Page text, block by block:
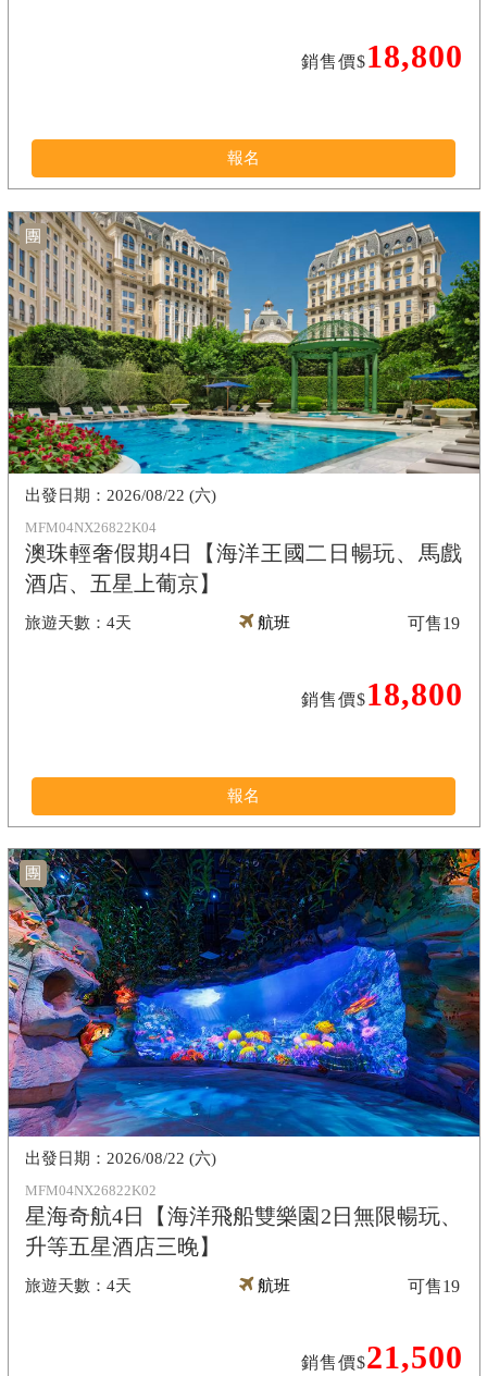
銷售價$18,800
報名
團
MFM04NX26822K04
澳珠輕奢假期4日【海洋王國二日暢玩、馬戲
酒店、五星上葡京】
4天
2026/08/22 (六)
航班
銷售價$18,800
可售19
報名
團
MFM04NX26822K02
星海奇航4日【海洋飛船雙樂園2日無限暢玩、
升等五星酒店三晚】
4天
2026/08/22 (六)
航班
銷售價$21,500
可售19